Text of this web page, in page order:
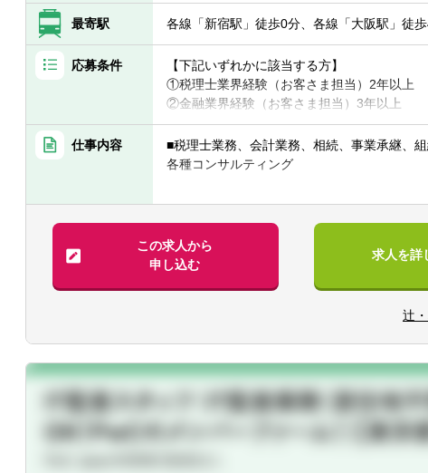
最寄駅 各線「新宿駅」徒歩0分、各線「大阪駅」徒
応募条件
【下記いずれかに該当する方】
①税理士業界経験（お客さま担当）2年以上
②金融業界経験（お客さま担当）3年以上
③社会人経験（業界等問わず）2年以上 か
④税理士
⑤公認会計士
■税務・会計にとどまらず、総合的な観点か
■経験・能力をフルに発揮できる環境で働き
仕事内容
■税理士業務、会計業務、相続、事業承継、
各種コンサルティング
【法人全体の特色】
■業界トップレベルの規模でお客様に対してサ
■チーム連携：税理士、公認会計士、中小企
な分野のエキスパートが集結し、案件によっ
一般企業をはじめ、医療法人、公益法人、
この求人から
申し込む
求人を詳
辻